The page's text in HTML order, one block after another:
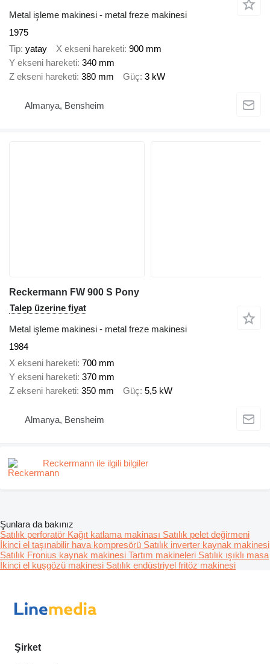
Metal işleme makinesi - metal freze makinesi
1975
Tip yatay X ekseni hareketi 900 mm
Y ekseni hareketi 340 mm
Z ekseni hareketi 380 mm Güç 3 kW
Almanya, Bensheim
Reckermann FW 900 S Pony
Talep üzerine fiyat
Metal işleme makinesi - metal freze makinesi
1984
X ekseni hareketi 700 mm
Y ekseni hareketi 370 mm
Z ekseni hareketi 350 mm Güç 5,5 kW
Almanya, Bensheim
Reckermann ile ilgili bilgiler
Şunlara da bakınız
Satılık perforatör Kağıt katlama makinası Satılık pelet değirmeni
İkinci el taşınabilir hava kompresörü Satılık inverter kaynak makinesi
Satılık Fronius kaynak makinesi Tartım makineleri Satılık ışıklı masa
İkinci el kuşgözü makinesi Satılık endüstriyel fritöz makinesi
Şirket